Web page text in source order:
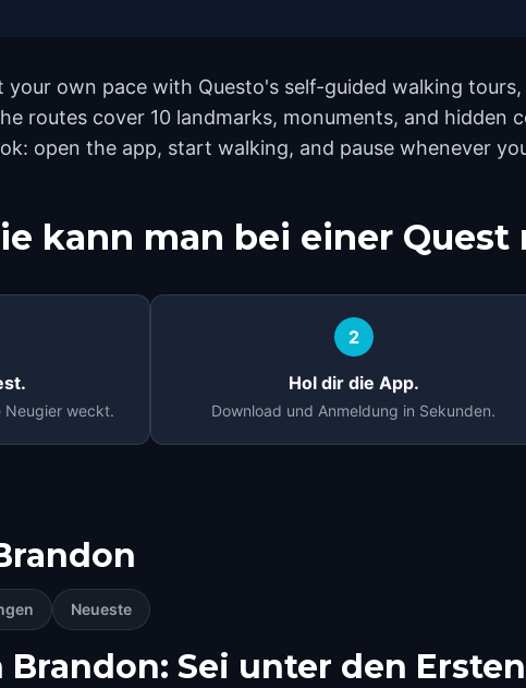
your own pace with Questo's self-guided walking
routes cover 10 landmarks, monuments, and hidden
open the app, start walking, and pause whenever
kann man bei einer Quest
Neugier weckt.
2
Hol dir die App.
Download und Anmeldung in Sekunden.
Neueste
Brandon: Sei unter den